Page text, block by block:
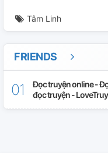
Tâm Linh
FRIENDS
Đọc truyện online -
đọc truyện -